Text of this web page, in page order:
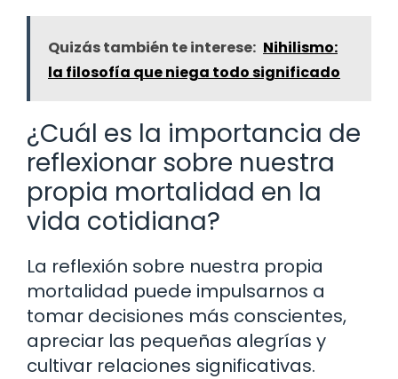
Quizás también te interese: Nihilismo:
la filosofía que niega todo significado
¿Cuál es la importancia de
reflexionar sobre nuestra
propia mortalidad en la
vida cotidiana?
La reflexión sobre nuestra propia
mortalidad puede impulsarnos a
tomar decisiones más conscientes,
apreciar las pequeñas alegrías y
cultivar relaciones significativas.